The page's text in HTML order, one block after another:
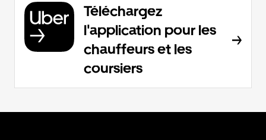
Téléchargez
l'application pour les
chauffeurs et les
coursiers